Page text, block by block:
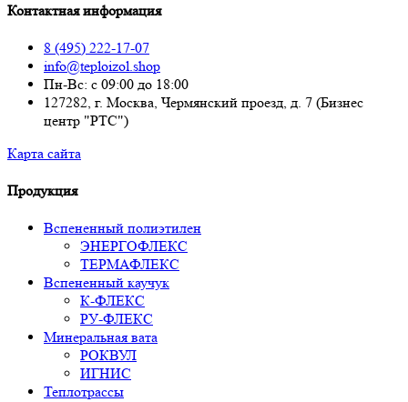
Контактная информация
8 (495) 222-17-07
info@teploizol.shop
Пн-Вс: с 09:00 до 18:00
127282, г. Москва, Чермянский проезд, д. 7 (Бизнес
центр "РТС")
Карта сайта
Продукция
Вспененный полиэтилен
ЭНЕРГОФЛЕКС
ТЕРМАФЛЕКС
Вспененный каучук
К-ФЛЕКС
РУ-ФЛЕКС
Минеральная вата
РОКВУЛ
ИГНИС
Теплотрассы